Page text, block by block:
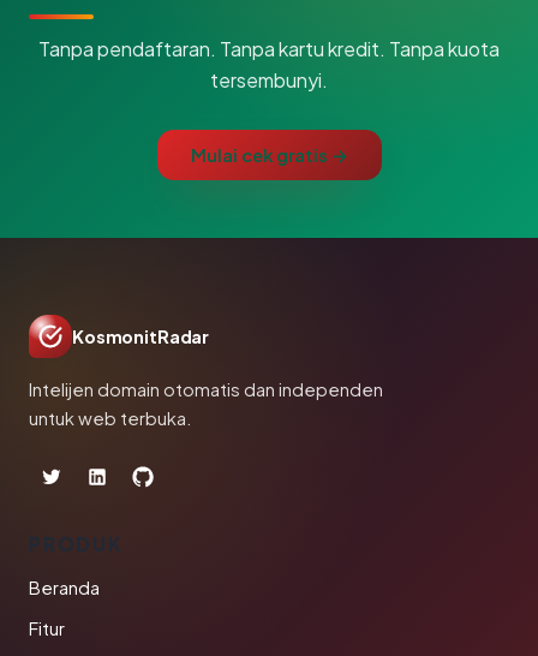
Tanpa pendaftaran. Tanpa kartu kredit. Tanpa kuota
tersembunyi.
Mulai cek gratis →
KosmonitRadar
Intelijen domain otomatis dan independen
untuk web terbuka.
PRODUK
Beranda
Fitur